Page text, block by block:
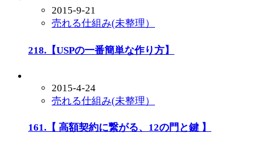
2015-9-21
売れる仕組み(未整理）
218.【USPの一番簡単な作り方】
2015-4-24
売れる仕組み(未整理）
161.【 高額契約に繋がる、12の門と鍵 】